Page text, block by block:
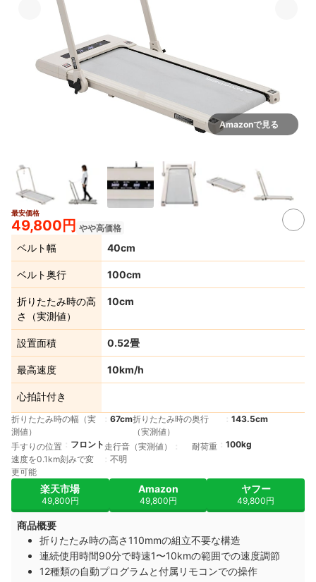
Amazonで見る
最安価格
49,800円 やや高価格
ベルト幅 40cm
ベルト奥行 100cm
折りたたみ時の高
さ（実測値）
10cm
設置面積 0.52畳
最高速度 10km/h
心拍計付き
折りたたみ時の幅（実
測値）
67cm折りたたみ時の奥行
（実測値）
143.5cm
手すりの位置 フロント 走行音（実測値） 耐荷重
100kg
速度を0.1km刻みで変
更可能
不明
楽天市場
49,800円
Amazon
49,800円
ヤフー
49,800円
商品概要
折りたたみ時の高さ110mmの組立不要な構造
連続使用時間90分で時速1〜10kmの範囲での速度調節
12種類の自動プログラムと付属リモコンでの操作